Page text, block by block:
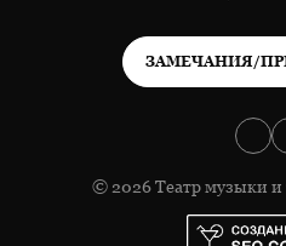
ЗАМЕЧАНИЯ/
© 2026 Театр музыки